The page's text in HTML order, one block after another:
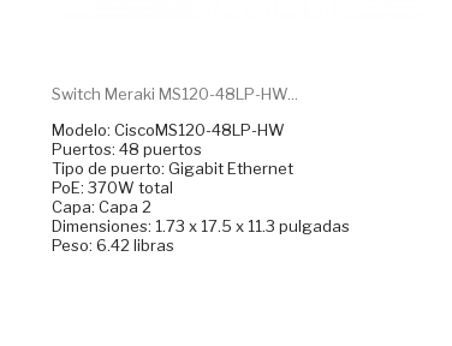
Switch Meraki MS120-48LP-HW...
Modelo: CiscoMS120-48LP-HW
Puertos: 48 puertos
Tipo de puerto: Gigabit Ethernet
PoE: 370W total
Capa: Capa 2
Dimensiones: 1.73 x 17.5 x 11.3 pulgadas
Peso: 6.42 libras